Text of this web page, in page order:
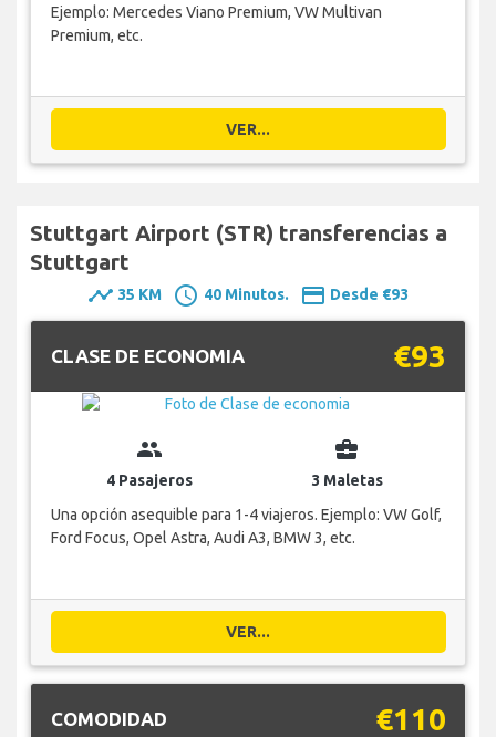
Ejemplo: Mercedes Viano Premium, VW Multivan
Premium, etc.
VER...
Stuttgart Airport (STR) transferencias a
Stuttgart
timeline 35 KM schedule 40 Minutos. payment Desde €93
CLASE DE ECONOMIA €93
group
4 Pasajeros
business_center
3 Maletas
Una opción asequible para 1-4 viajeros. Ejemplo: VW Golf,
Ford Focus, Opel Astra, Audi A3, BMW 3, etc.
VER...
COMODIDAD €110